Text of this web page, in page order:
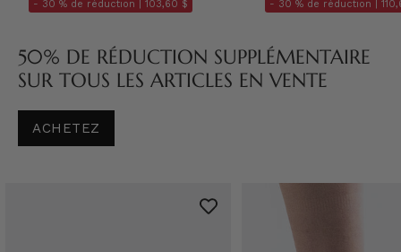
- 30 % de réduction | 103,60 $ - 30 % de réduction |
50% DE RÉDUCTION SUPPLÉMENTAIRE
SUR TOUS LES ARTICLES EN VENTE
ACHETEZ